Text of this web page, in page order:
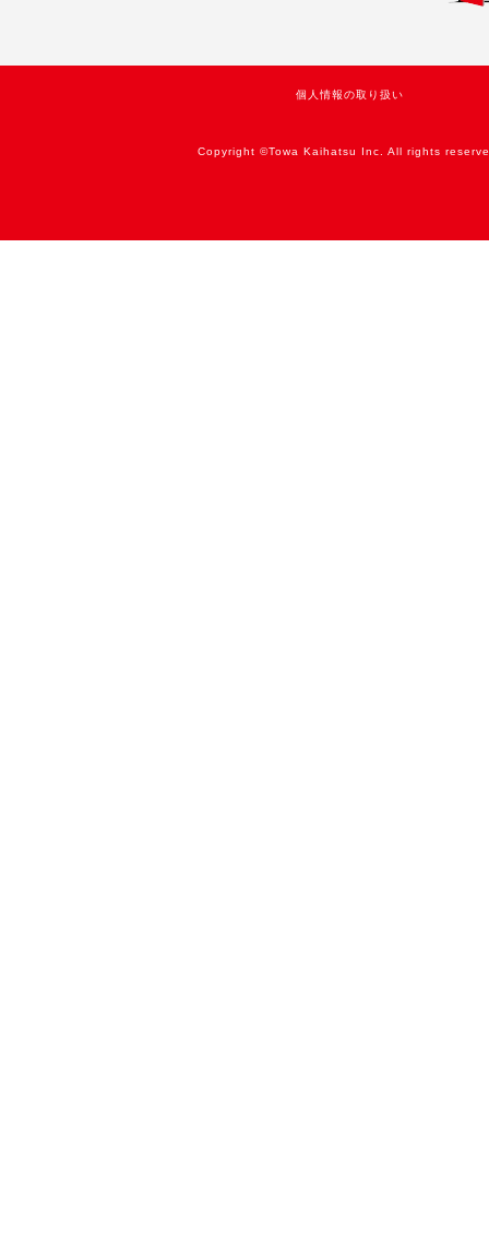
個人情報の取り扱い
Copyright ©Towa Kaihatsu Inc. All rights